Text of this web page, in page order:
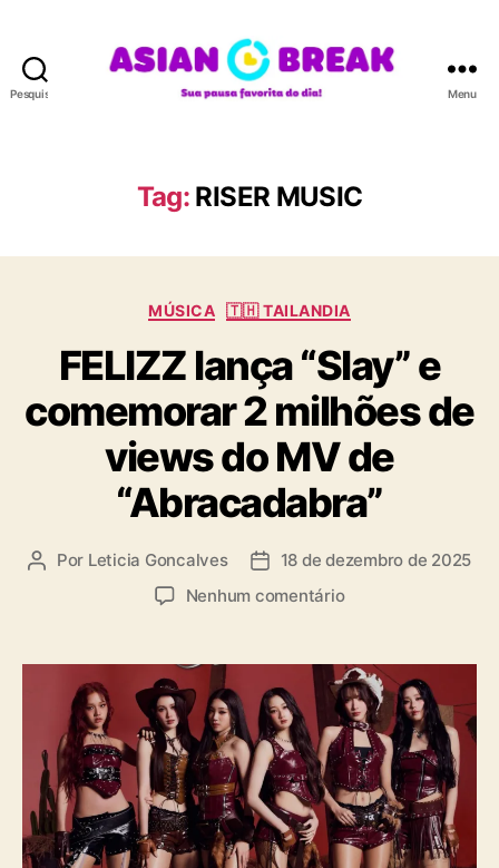
Pesquisar
A
N
R
A
Menu
Tag: RISER MUSIC
C
t
e
g
o
r
i
a
MÚSICA 🇹🇭 TAILANDIA
FELIZZ lança “Slay” e
comemorar 2 milhões de
views do MV de
“Abracadabra”
A
r
o
s
t
Por Leticia Goncalves
D
d
p
u
b
l
i
c
a
18 de dezembro de 2025
Nenhum comentárioe
E
L
I
Z
Z
l
a
n